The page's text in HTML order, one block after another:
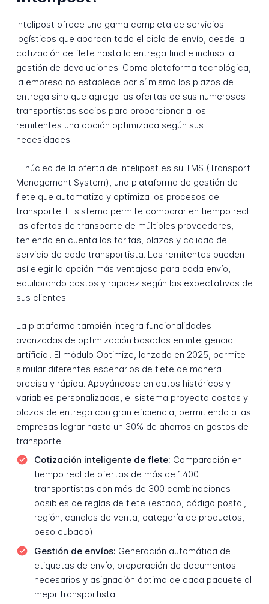
Intelipost ofrece una gama completa de servicios
logísticos que abarcan todo el ciclo de envío, desde la
cotización de flete hasta la entrega final e incluso la
gestión de devoluciones. Como plataforma tecnológica,
la empresa no establece por sí misma los plazos de
entrega sino que agrega las ofertas de sus numerosos
transportistas socios para proporcionar a los
remitentes una opción optimizada según sus
necesidades.
El núcleo de la oferta de Intelipost es su TMS (Transport
Management System), una plataforma de gestión de
flete que automatiza y optimiza los procesos de
transporte. El sistema permite comparar en tiempo real
las ofertas de transporte de múltiples proveedores,
teniendo en cuenta las tarifas, plazos y calidad de
servicio de cada transportista. Los remitentes pueden
así elegir la opción más ventajosa para cada envío,
equilibrando costos y rapidez según las expectativas de
sus clientes.
La plataforma también integra funcionalidades
avanzadas de optimización basadas en inteligencia
artificial. El módulo Optimize, lanzado en 2025, permite
simular diferentes escenarios de flete de manera
precisa y rápida. Apoyándose en datos históricos y
variables personalizadas, el sistema proyecta costos y
plazos de entrega con gran eficiencia, permitiendo a las
empresas lograr hasta un 30% de ahorros en gastos de
transporte.
Cotización inteligente de flete: Comparación en
tiempo real de ofertas de más de 1.400
transportistas con más de 300 combinaciones
posibles de reglas de flete (estado, código postal,
región, canales de venta, categoría de productos,
peso cubado)
Gestión de envíos: Generación automática de
etiquetas de envío, preparación de documentos
necesarios y asignación óptima de cada paquete al
mejor transportista